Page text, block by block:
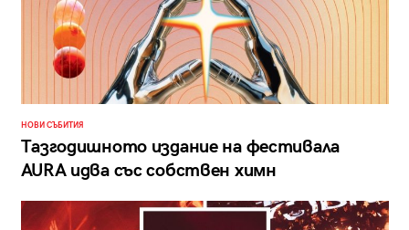
НОВИ СЪБИТИЯ
Тазгодишното издание на фестивала
AURA идва със собствен химн